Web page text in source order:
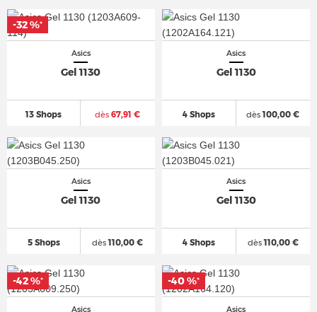
Asics
Gel 1130
13 Shops dès 67,91 €
-32 %*
Asics
Gel 1130
4 Shops dès100,00 €
Asics
Gel 1130
5 Shops dès110,00 €
Asics
Gel 1130
4 Shops dès110,00 €
Asics
-42 %*
Asics
-40 %*